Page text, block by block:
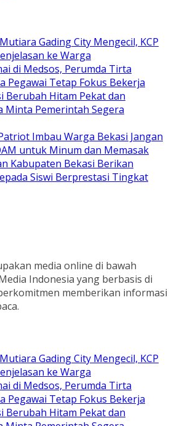
Gading City Mengecil, KCP
ke Warga
di Medsos, Perumda Tirta
Pegawai Tetap Fokus Bekerja
Berubah Hitam Pekat dan
Minta Pemerintah Segera
Imbau Warga Bekasi Jangan
untuk Minum dan Memasak
Kabupaten Bekasi Berikan
Siswi Berprestasi Tingkat
media online di bawah
Indonesia yang berbasis di
memberikan informasi
Gading City Mengecil, KCP
ke Warga
di Medsos, Perumda Tirta
Pegawai Tetap Fokus Bekerja
Berubah Hitam Pekat dan